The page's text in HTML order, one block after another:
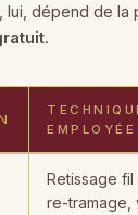
lui, dépend de la
.
EMPLOYÉE
Retissage fil
re-tramage,